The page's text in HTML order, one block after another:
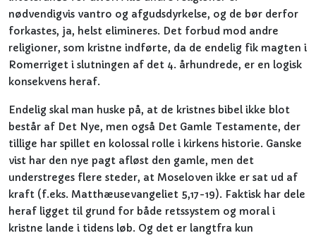
nødvendigvis vantro og afgudsdyrkelse, og de bør derfor
forkastes, ja, helst elimineres. Det forbud mod andre
religioner, som kristne indførte, da de endelig fik magten i
Romerriget i slutningen af det 4. århundrede, er en logisk
konsekvens heraf.
Endelig skal man huske på, at de kristnes bibel ikke blot
består af Det Nye, men også Det Gamle Testamente, der
tillige har spillet en kolossal rolle i kirkens historie. Ganske
vist har den nye pagt afløst den gamle, men det
understreges flere steder, at Moseloven ikke er sat ud af
kraft (f.eks. Matthæusevangeliet 5,17-19). Faktisk har dele
heraf ligget til grund for både retssystem og moral i
kristne lande i tidens løb. Og det er langtfra kun